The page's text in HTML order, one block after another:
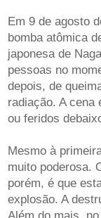
Em 9 de agosto
bomba atômica
japonesa de
pessoas no
depois, de
radiação. A cena
ou feridos
Mesmo à
muito poderosa.
porém, é que
explosão. A